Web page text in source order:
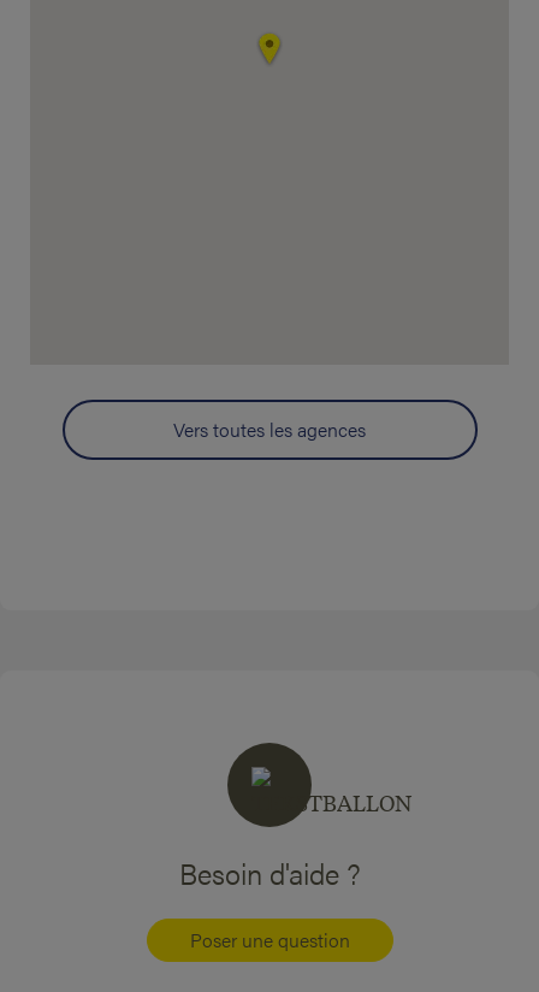
Vers toutes les agences
Besoin d'aide ?
Poser une question